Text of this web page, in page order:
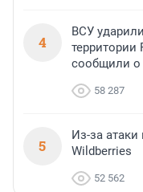
4
ВСУ
территории
сообщили о
58 287
5
Из-за
Wildberries
52 562